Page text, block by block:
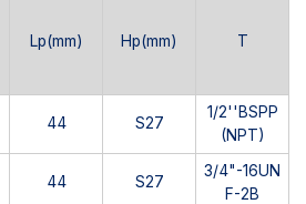
Lp(mm) Hp(mm) T
44 S27
1/2''BSPP
(NPT)
44 S27
3/4"-16UN
F-2B